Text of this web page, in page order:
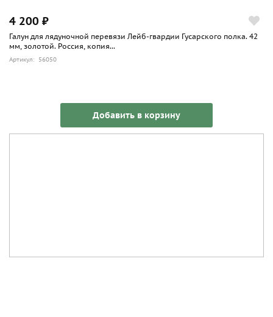
4 200 ₽
Галун для лядуночной перевязи Лейб-гвардии Гусарского полка. 42
мм, золотой. Россия, копия...
Артикул: 56050
Добавить в корзину